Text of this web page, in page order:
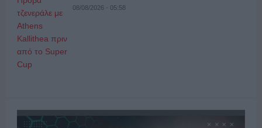
08/08/2026 - 05:58